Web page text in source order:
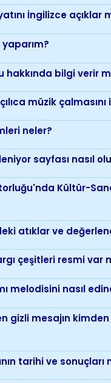
İngilizce açıklar
yaparım?
hakkında bilgi verir
müzik
neler?
sayfası nasıl
Kültür-
atıklar ve
çeşitleri resmi var
melodisini nasıl
gizli mesajın
tarihi ve sonuçları